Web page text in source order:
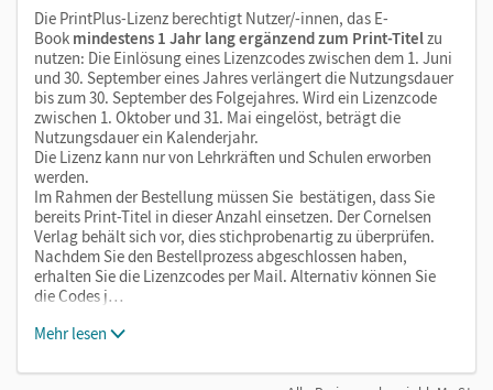
Die PrintPlus-Lizenz berechtigt Nutzer/-innen, das E-
Book mindestens 1 Jahr lang ergänzend zum Print-Titelzu
nutzen: Die Einlösung eines Lizenzcodes zwischen dem 1. Juni
und 30. September eines Jahres verlängert die Nutzungsdauer
bis zum 30. September des Folgejahres. Wird ein Lizenzcode
zwischen 1. Oktober und 31. Mai eingelöst, beträgt die
Nutzungsdauer ein Kalenderjahr.
Die Lizenz kann nur von Lehrkräften und Schulen erworben
werden.
Im Rahmen der Bestellung müssen Sie bestätigen, dass Sie
bereits Print-Titel in dieser Anzahl einsetzen. Der Cornelsen
Verlag behält sich vor, dies stichprobenartig zu überprüfen.
Nachdem Sie den Bestellprozess abgeschlossen haben,
erhalten Sie die Lizenzcodes per Mail. Alternativ können Sie
die Codes j…
Mehr lesen